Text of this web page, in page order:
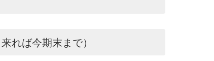
れば今期末まで）